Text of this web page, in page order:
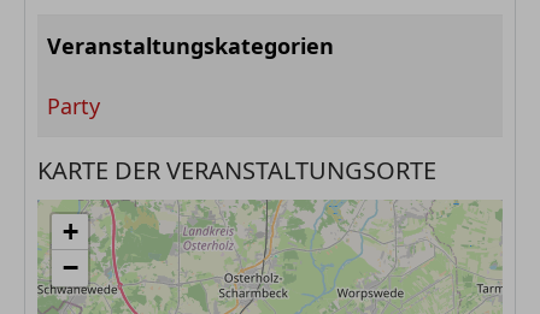
Veranstaltungskategorien
Party
KARTE DER VERANSTALTUNGSORTE
+
−